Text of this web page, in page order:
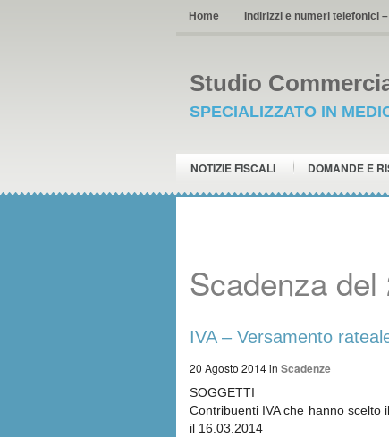
Home Indirizzi e numeri telefonici –
Studio
SPECIALIZZATO IN
NOTIZIE FISCALI DOMANDE E
Scadenza
IVA – Versamento
20 Agosto 2014in Scadenze
SOGGETTI
Contribuenti IVA che hanno
il 16.03.2014